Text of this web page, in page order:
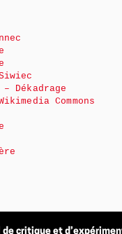
Dékadrage
Commons
de critique et